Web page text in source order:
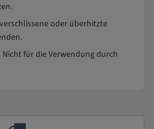
oder überhitzte
für die Verwendung durch